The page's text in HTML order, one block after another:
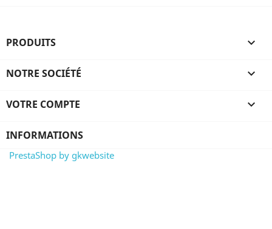
PRODUITS 
NOTRE SOCIÉTÉ 
VOTRE COMPTE 
INFORMATIONS
PrestaShop by gkwebsite